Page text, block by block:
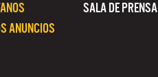
SALA DE PRENSA
ANUNCIOS